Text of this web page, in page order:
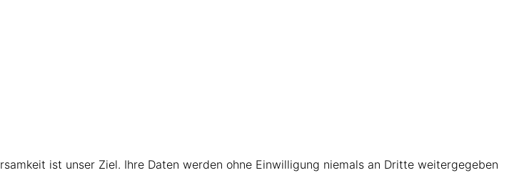
ist unser Ziel. Ihre Daten werden ohne Einwilligung niemals an Dritte weitergegeben